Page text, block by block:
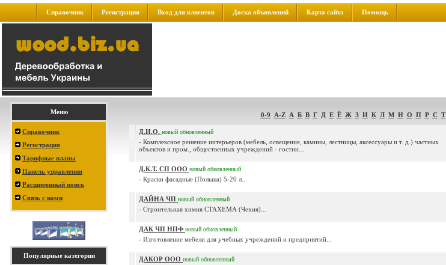
Справочник Регистрация Вход для клиентов Доска объявлений Карта сайта Помощь
Меню
Справочник
Регистрация
Тарифные планы
Панель управления
Расширенный поиск
Связь с нами
Популярные категории
0-9 A-Z А Б В Г Д Е Ё Ж З И К Л М Н О П Р С Т
Д.И.О. новый обновленный
- Комплексное решение интерьеров (мебель, освещение, камины, лестницы, аксессуары и т. д.) частных
объектов и пром., общественных учреждений - гостин...
Д.К.Т. СП ООО новый обновленный
- Краски фасадные (Польша) 5-20 л...
ДАЙНА ЧП новый обновленный
- Строительная химия СТАХЕМА (Чехия)...
ДАК ЧП НПФ новый обновленный
- Изготовление мебели для учебных учреждений и предприятий...
ДАКОР ООО новый обновленный